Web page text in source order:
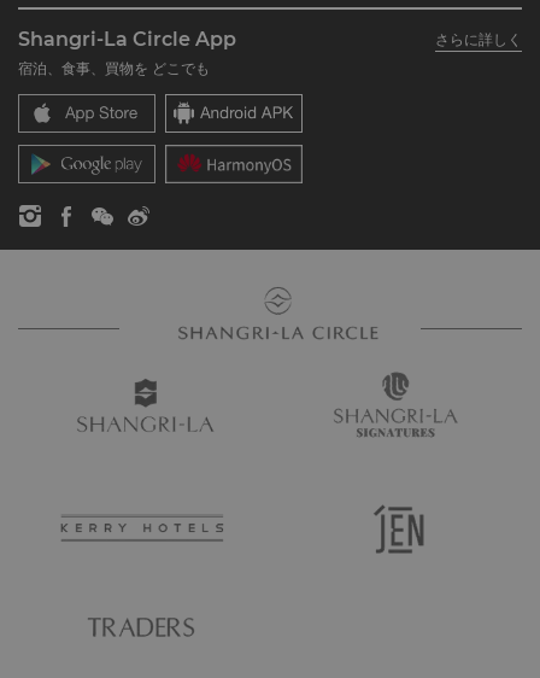
遅刻の場合
ご予約時間に遅れてスパへお越しになった場合、予約状況に
よりトリートメント内容を短縮する場合がございますのでご
スパでのマナー
静かな環境を保つため、携帯電話のご利用はお控えいただい
ております。
快適な環境を保つため、16歳未満の方のスパへのご入場はお
予約の変更とキャンセル
ります。ご予約時間にお越しにならない場合や、ご予約時間
の12時間以内のキャンセルには、トリートメント料金の50%
をキャンセル料として申し受けます。
の強さ、タオルの数、BGMの音量、照明の明るさなど、ご要
望がございましたらセラピストにお気軽にお申し付けくださ
寄せいただければ幸いです。
よくあるお問合せや質問
SLCに関するお問い合わせ
シャングリ・ラ ブランド
シャングリ・ラ センター
レジデンス
お問い合わせ
採用情報
企業の社会的責任
ニュース
Shangri-La Circle App
さらに詳しく
宿泊、食事、買物を どこでも